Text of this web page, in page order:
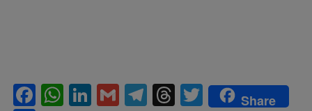
F W Li G T T T Share